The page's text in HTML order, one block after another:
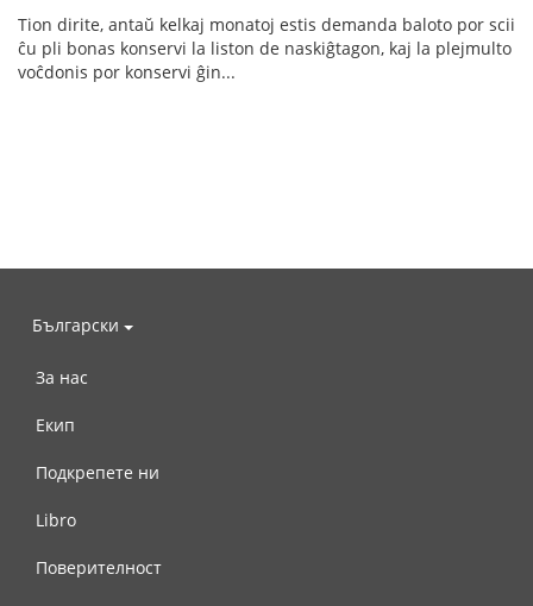
Tion dirite, antaŭ kelkaj monatoj estis demanda baloto por scii
ĉu pli bonas konservi la liston de naskiĝtagon, kaj la plejmulto
voĉdonis por konservi ĝin...
Български
За нас
Екип
Подкрепете ни
Libro
Поверителност